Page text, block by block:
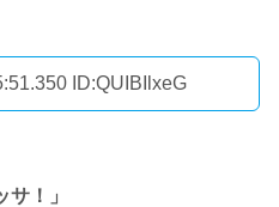
ID:QUIBIlxeG
！」